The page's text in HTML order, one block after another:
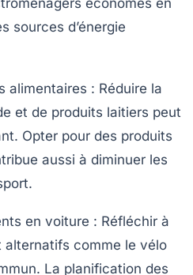
sources d’énergie
alimentaires : Réduire la
et de produits laitiers peut
Opter pour des produits
aussi à diminuer les
en voiture : Réfléchir à
alternatifs comme le vélo
La planification des